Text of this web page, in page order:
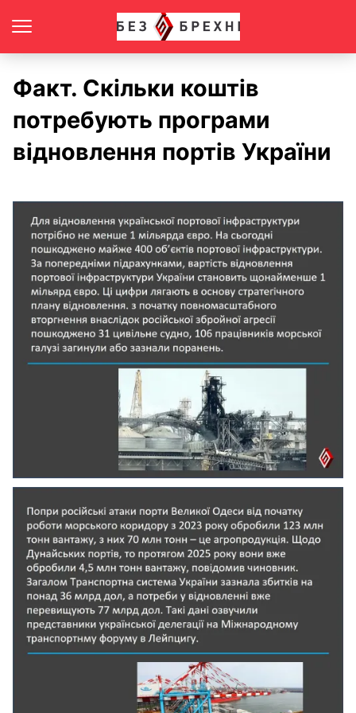
Факт. Скільки коштів
потребують програми
відновлення портів України